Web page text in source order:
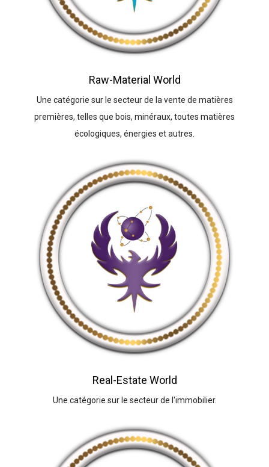
Raw-Material World
Une catégorie sur le secteur de la vente de matières
premières, telles que bois, minéraux, toutes matières
écologiques, énergies et autres.
Real-Estate World
Une catégorie sur le secteur de l'immobilier.